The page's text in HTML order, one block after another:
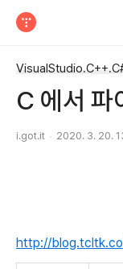
C 에서 파
i.got.it 2020. 3. 20.
http://